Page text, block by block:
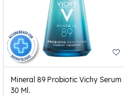
Mineral 89 Probiotic Vichy Serum
30 Ml.